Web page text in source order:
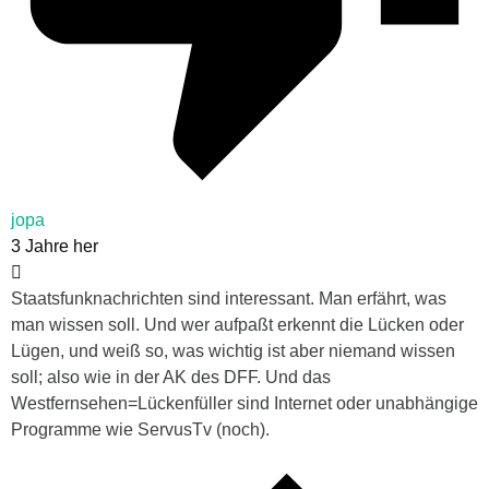
jopa
3 Jahre her
Staatsfunknachrichten sind interessant. Man erfährt, was
man wissen soll. Und wer aufpaßt erkennt die Lücken oder
Lügen, und weiß so, was wichtig ist aber niemand wissen
soll; also wie in der AK des DFF. Und das
Westfernsehen=Lückenfüller sind Internet oder unabhängige
Programme wie ServusTv (noch).